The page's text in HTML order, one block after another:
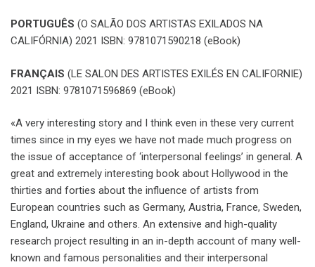
PORTUGUÊS (O SALÃO DOS ARTISTAS EXILADOS NA
CALIFÓRNIA) 2021 ISBN: 9781071590218 (eBook)
FRANÇAIS (LE SALON DES ARTISTES EXILÉS EN CALIFORNIE)
2021 ISBN: 9781071596869 (eBook)
«A very interesting story and I think even in these very current
times since in my eyes we have not made much progress on
the issue of acceptance of ‘interpersonal feelings’ in general. A
great and extremely interesting book about Hollywood in the
thirties and forties about the influence of artists from
European countries such as Germany, Austria, France, Sweden,
England, Ukraine and others. An extensive and high-quality
research project resulting in an in-depth account of many well-
known and famous personalities and their interpersonal